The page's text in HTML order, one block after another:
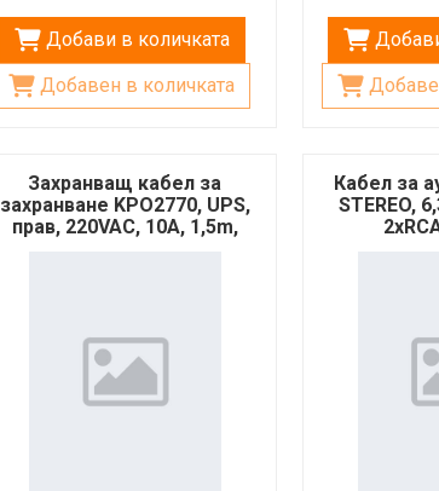
Добави в количката
Добавен в количката
Захранващ кабел за
захранване KPO2770, UPS,
прав, 220VAC, 10A, 1,5m,
Кабел за
STEREO,